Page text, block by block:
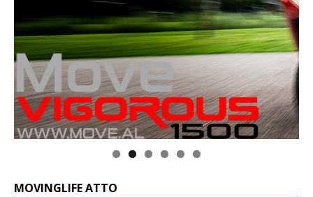
MOVINGLIFE ATTO